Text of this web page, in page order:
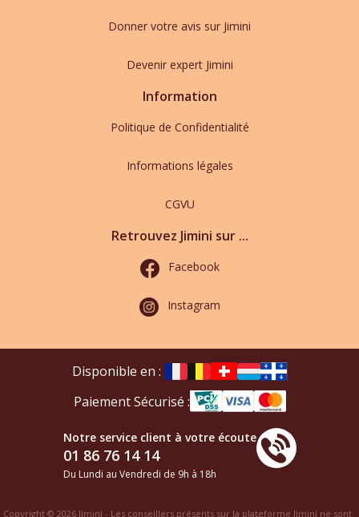
Donner votre avis sur Jimini
Devenir expert Jimini
Information
Politique de Confidentialité
Informations légales
CGVU
Retrouvez Jimini sur ...
Facebook
Instagram
Disponible en :
Paiement Sécurisé :
Notre service client à votre écoute
01 86 76 14 14
Du Lundi au Vendredi de 9h à 18h
Copyright © 2026 Jimini - Les conseillers présents sur la plateforme Jimini ne sont